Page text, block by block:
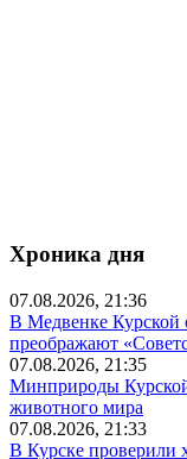
Хроника дня
07.08.2026, 21:36
В Медвенке Курской
преображают
07.08.2026, 21:35
Минприроды
животного мира
07.08.2026, 21:33
В Курске проверили